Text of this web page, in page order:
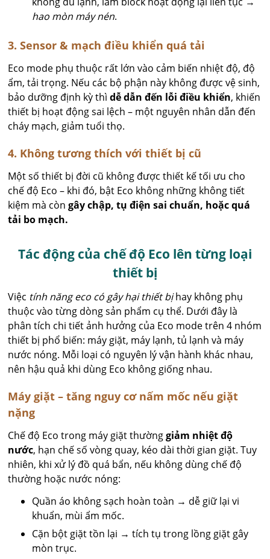
hao mòn máy nén.
3. Sensor & mạch điều khiển quá tải
Eco mode phụ thuộc rất lớn vào cảm biến nhiệt độ, độ
ẩm, tải trọng. Nếu các bộ phận này không được vệ sinh,
bảo dưỡng định kỳ thìdễ dẫn đến lỗi điều khiển, khiến
thiết bị hoạt động sai lệch – một nguyên nhân dẫn đến
cháy mạch, giảm tuổi thọ.
4. Không tương thích với thiết bị cũ
Một số thiết bị đời cũ không được thiết kế tối ưu cho
chế độ Eco – khi đó, bật Eco không những không tiết
kiệm mà còngây chập, tụ điện sai chuẩn, hoặc quá
tải bo mạch.
Tác động của chế độ Eco lên từng loại
thiết bị
Việc tính năng eco có gây hại thiết bịhay không phụ
thuộc vào từng dòng sản phẩm cụ thể. Dưới đây là
phân tích chi tiết ảnh hưởng của Eco mode trên 4 nhóm
thiết bị phổ biến: máy giặt, máy lạnh, tủ lạnh và máy
nước nóng. Mỗi loại có nguyên lý vận hành khác nhau,
nên hậu quả khi dùng Eco không giống nhau.
Máy giặt – tăng nguy cơ nấm mốc nếu giặt
nặng
Chế độ Eco trong máy giặt thườnggiảm nhiệt độ
nước, hạn chế số vòng quay, kéo dài thời gian giặt. Tuy
nhiên, khi xử lý đồ quá bẩn, nếu không dùng chế độ
thường hoặc nước nóng:
Quần áo không sạch hoàn toàn → dễ giữ lại vi
khuẩn, mùi ẩm mốc.
Cặn bột giặt tồn lại → tích tụ trong lồng giặt gây
mòn trục.